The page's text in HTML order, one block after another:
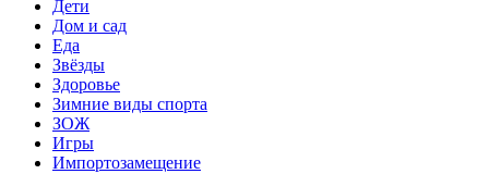
Дети
Дом и сад
Еда
Звёзды
Здоровье
Зимние виды спорта
ЗОЖ
Игры
Импортозамещение